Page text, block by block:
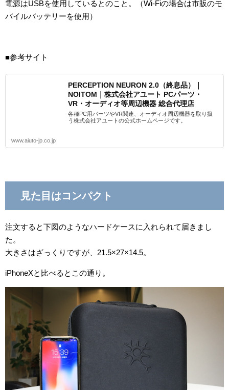
電源はUSBを使用しているとのこと。（Wi-Fiの場合は市販のモ
バイルバッテリーを使用）
■参考サイト
PERCEPTION NEURON 2.0（終息品）｜
NOITOM｜株式会社アユート PCパーツ・
VR・オーディオ等周辺機器 総合代理店
各種PC用パーツやVR関連、オーディオ周辺機器を取り扱
う株式会社アユートの公式ホームページです。
www.aiuto-jp.co.jp
見た目はコンパクト
注文すると下図のようなハードケースに入れられて届きまし
た。
大きさはざっくりですが、21.5×27×14.5。
iPhoneXと比べるとこの通り。